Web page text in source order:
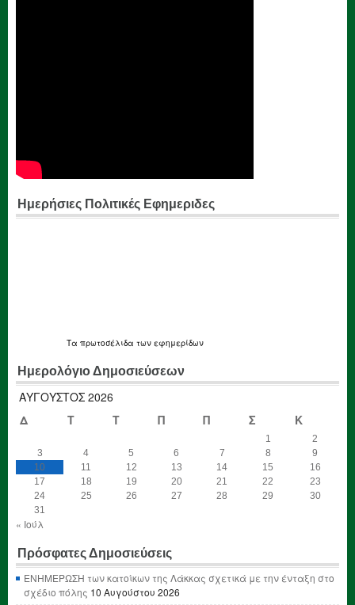
Ημερήσιες Πολιτικές Εφημεριδες
Τα πρωτοσέλιδα των εφημερίδων
Ημερολόγιο Δημοσιεύσεων
ΑΎΓΟΥΣΤΟΣ 2026
Δ
Τ Τ Π Π Σ Κ
1
2
3
4 5 6 7 8
9
10
11 12 13 14 15
16
17
18 19 20 21 22
23
24
25 26 27 28 29
30
31
« Ιούλ
Πρόσφατες Δημοσιεύσεις
ΕΝΗΜΕΡΩΣΗ των κατοίκων της Λάκκας σχετικά με την ένταξη στο
σχέδιο πόλης 10 Αυγούστου 2026